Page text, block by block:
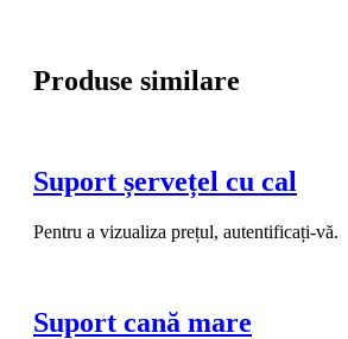
Produse similare
Suport șervețel cu cal
Pentru a vizualiza prețul, autentificați-vă.
Suport cană mare